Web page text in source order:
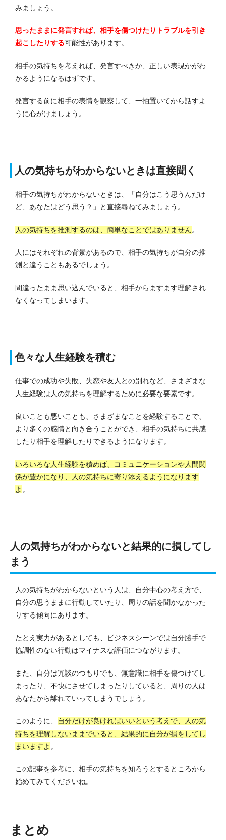
みましょう。
思ったままに発言すれば、相手を傷つけたりトラブルを引き
起こしたりする可能性があります。
相手の気持ちを考えれば、発言すべきか、正しい表現かがわ
かるようになるはずです。
発言する前に相手の表情を観察して、一拍置いてから話すよ
うに心がけましょう。
人の気持ちがわからないときは直接聞く
相手の気持ちがわからないときは、「自分はこう思うんだけ
ど、あなたはどう思う？」と直接尋ねてみましょう。
人の気持ちを推測するのは、簡単なことではありません。
人にはそれぞれの背景があるので、相手の気持ちが自分の推
測と違うこともあるでしょう。
間違ったまま思い込んでいると、相手からますます理解され
なくなってしまいます。
色々な人生経験を積む
仕事での成功や失敗、失恋や友人との別れなど、さまざまな
人生経験は人の気持ちを理解するために必要な要素です。
良いことも悪いことも、さまざまなことを経験することで、
より多くの感情と向き合うことができ、相手の気持ちに共感
したり相手を理解したりできるようになります。
いろいろな人生経験を積めば、コミュニケーションや人間関
係が豊かになり、人の気持ちに寄り添えるようになります
よ 。
人の気持ちがわからないと結果的に損してし
まう
人の気持ちがわからないという人は、自分中心の考え方で、
自分の思うままに行動していたり、周りの話を聞かなかった
りする傾向にあります。
たとえ実力があるとしても、ビジネスシーンでは自分勝手で
協調性のない行動はマイナスな評価につながります。
また、自分は冗談のつもりでも、無意識に相手を傷つけてし
まったり、不快にさせてしまったりしていると、周りの人は
あなたから離れていってしまうでしょう。
このように、
自分だけが良ければいいという考えで、人の気
持ちを理解しないままでいると、結果的に自分が損をしてし
まいますよ 。
この記事を参考に、相手の気持ちを知ろうとするところから
始めてみてくださいね。
まとめ